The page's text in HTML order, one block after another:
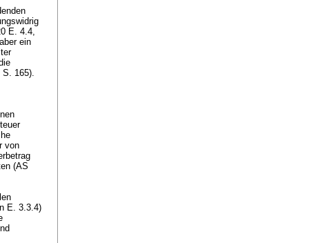
E. 4.4,
ein
165).
von
(AS
E. 3.3.4)